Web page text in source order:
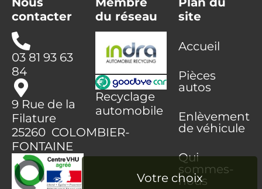
contacter
03 81 93 63
84
9 Rue de la
Filature
25260 COLOMBIER-
FONTAINE
du réseau
Recyclage
automobile
site
Accueil
Pièces
autos
Enlèvement
de véhicule
Qui
sommes-
nous